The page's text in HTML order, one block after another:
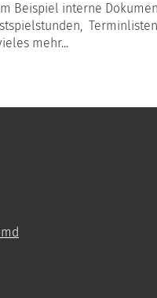
Beispiel interne
mehr...